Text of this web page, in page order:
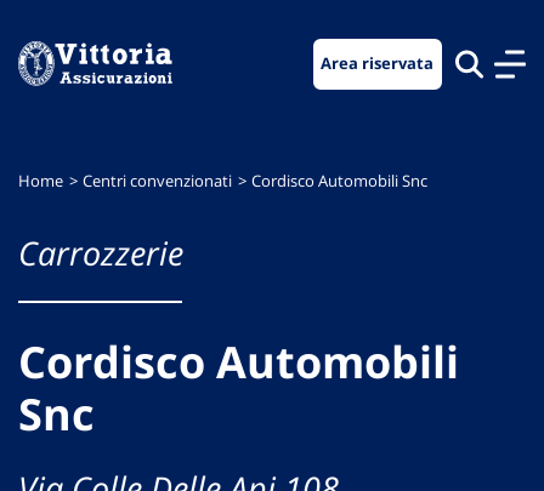
menu
contenuto
footer
Area riservata
Home Centri convenzionati Cordisco Automobili Snc
Carrozzerie
Cordisco Automobili
Snc